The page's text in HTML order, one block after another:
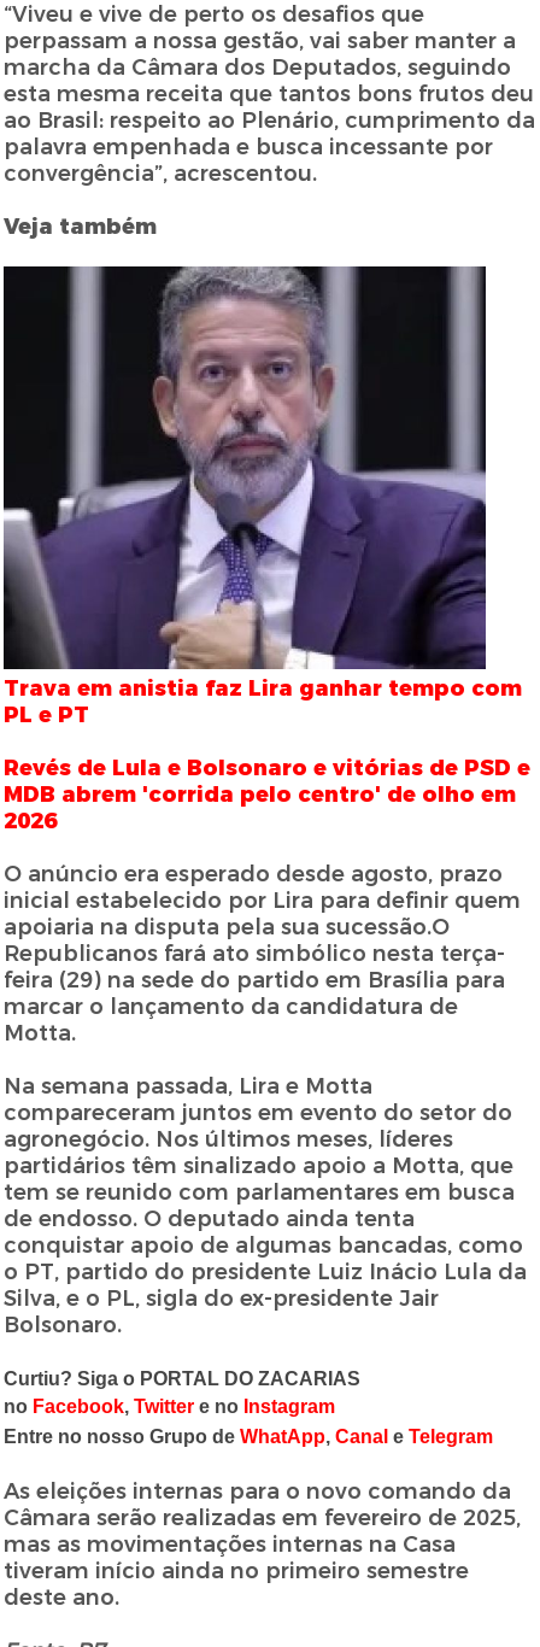
“Viveu e vive de perto os desafios que
perpassam a nossa gestão, vai saber manter a
marcha da Câmara dos Deputados, seguindo
esta mesma receita que tantos bons frutos deu
ao Brasil: respeito ao Plenário, cumprimento da
palavra empenhada e busca incessante por
convergência”, acrescentou.
Veja também
Trava em anistia faz Lira ganhar tempo com
PL e PT
Revés de Lula e Bolsonaro e vitórias de PSD e
MDB abrem 'corrida pelo centro' de olho em
2026
O anúncio era esperado desde agosto, prazo
inicial estabelecido por Lira para definir quem
apoiaria na disputa pela sua sucessão.O
Republicanos fará ato simbólico nesta terça-
feira (29) na sede do partido em Brasília para
marcar o lançamento da candidatura de
Motta.
Na semana passada, Lira e Motta
compareceram juntos em evento do setor do
agronegócio. Nos últimos meses, líderes
partidários têm sinalizado apoio a Motta, que
tem se reunido com parlamentares em busca
de endosso. O deputado ainda tenta
conquistar apoio de algumas bancadas, como
o PT, partido do presidente Luiz Inácio Lula da
Silva, e o PL, sigla do ex-presidente Jair
Bolsonaro.
Curtiu? Siga o PORTAL DO ZACARIAS
no Facebook,Twitter e no Instagram
Entre no nosso Grupo deWhatApp,Canal eTelegram
As eleições internas para o novo comando da
Câmara serão realizadas em fevereiro de 2025,
mas as movimentações internas na Casa
tiveram início ainda no primeiro semestre
deste ano.